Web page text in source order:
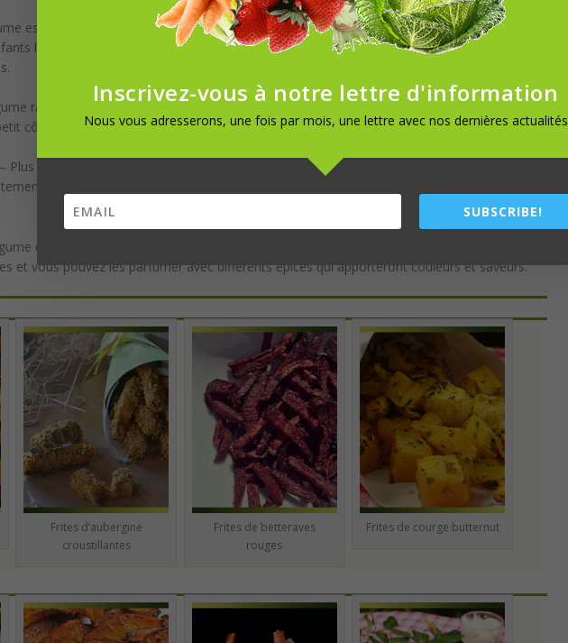
est riche en potassium et en vitamine C et B, gorgé d’eau, il est peu calorique et riche en
les frites de navets à la saveur proche de celle des frites de pomme de terre avec une
racine récemment de retour en grace est doux et sucré. Il est facile à cuisiner
côté sucré ce qui permet de préparer des cornets au goût sucré/salé, un vrais plaisir !
– Plus sucré que la pomme de terre, la patate douce est recommandée pour son apport en
en frite pour séduire les enfants. Ces frites se préparent aussi bien à la friteuse qu’au
d’hiver est connu pour ses effets anti-cholestérol et améliore la qualité de la peau. Les
et vous pouvez les parfumer avec différents épices qui apporteront couleurs et saveurs.
Frites d’aubergine
croustillantes
Frites de betteraves
rouges
Frites de courge butternut
Inscrivez-vous à notre lettre d'information
Nous vous adresserons, une fois par mois, une lettre avec nos dernières actualités
SUBSCRIBE!